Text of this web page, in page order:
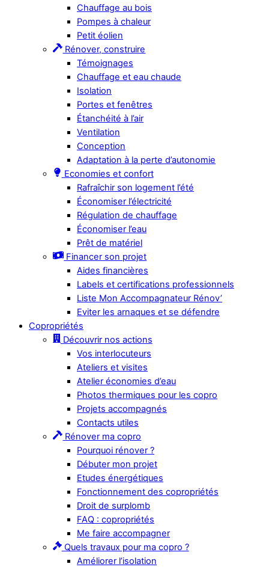
Chauffage au bois
Pompes à chaleur
Petit éolien
Rénover, construire
Témoignages
Chauffage et eau chaude
Isolation
Portes et fenêtres
Étanchéité à l’air
Ventilation
Conception
Adaptation à la perte d’autonomie
Economies et confort
Rafraîchir son logement l’été
Économiser l’électricité
Régulation de chauffage
Économiser l’eau
Prêt de matériel
Financer son projet
Aides financières
Labels et certifications professionnels
Liste Mon Accompagnateur Rénov’
Eviter les arnaques et se défendre
Copropriétés
Découvrir nos actions
Vos interlocuteurs
Ateliers et visites
Atelier économies d’eau
Photos thermiques pour les copro
Projets accompagnés
Contacts utiles
Rénover ma copro
Pourquoi rénover ?
Débuter mon projet
Etudes énergétiques
Fonctionnement des copropriétés
Droit de surplomb
FAQ : copropriétés
Me faire accompagner
Quels travaux pour ma copro ?
Améliorer l’isolation